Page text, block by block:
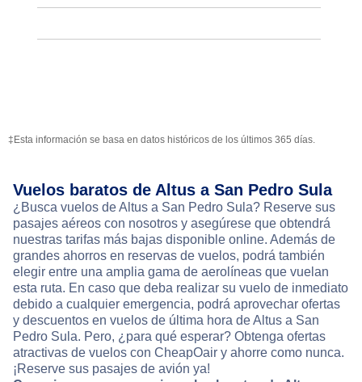
‡Esta información se basa en datos históricos de los últimos 365 días.
Vuelos baratos de Altus a San Pedro Sula
¿Busca vuelos de Altus a San Pedro Sula? Reserve sus
pasajes aéreos con nosotros y asegúrese que obtendrá
nuestras tarifas más bajas disponible online. Además de
grandes ahorros en reservas de vuelos, podrá también
elegir entre una amplia gama de aerolíneas que vuelan
esta ruta. En caso que deba realizar su vuelo de inmediato
debido a cualquier emergencia, podrá aprovechar ofertas
y descuentos en vuelos de última hora de Altus a San
Pedro Sula. Pero, ¿para qué esperar? Obtenga ofertas
atractivas de vuelos con CheapOair y ahorre como nunca.
¡Reserve sus pasajes de avión ya!